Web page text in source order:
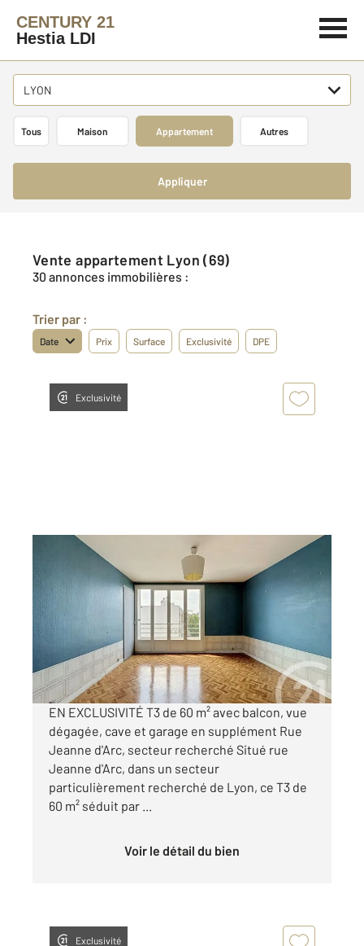
CENTURY 21
Hestia LDI
LYON
Tous Maison Appartement Autres
Appliquer
Vente appartement Lyon (69)
30 annonces immobilières :
Trier par :
Date Prix Surface Exclusivité DPE
Exclusivité
LYON 69003
60,27 m
, 3 pièces
Ref : 2309
Appartement F3 à vendre
215 000 €
Visiter le site dédié
EN EXCLUSIVITÉ T3 de 60 m² avec balcon, vue
dégagée, cave et garage en supplément Rue
Jeanne d'Arc, secteur recherché Situé rue
Jeanne d'Arc, dans un secteur
particulièrement recherché de Lyon, ce T3 de
60 m² séduit par ...
Voir le détail du bien
Exclusivité